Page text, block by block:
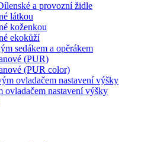
a provozní židle
látkou
koženkou
ekokůží
sedákem a opěrákem
(PUR)
(PUR color)
ovladačem nastavení výšky
ovladačem nastavení výšky